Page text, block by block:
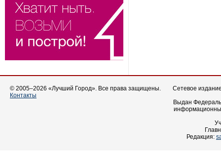
© 2005–2026 «Лучший Город». Все права защищены.
Контакты
Сетевое
Выдан
Редакция: